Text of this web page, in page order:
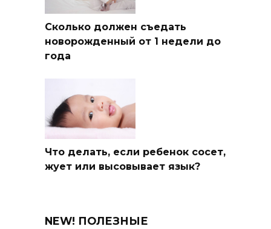
Сколько должен съедать
новорожденный от 1 недели до
года
Что делать, если ребенок сосет,
жует или высовывает язык?
NEW! ПОЛЕЗНЫЕ